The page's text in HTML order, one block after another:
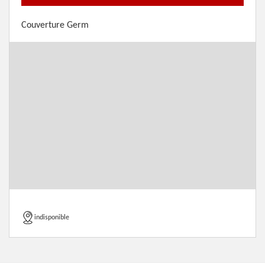
Couverture Germ
indisponible